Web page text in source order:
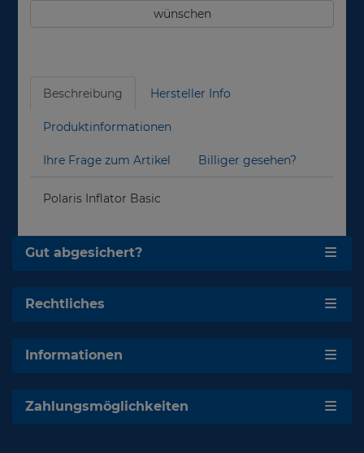
wünschen
Beschreibung Hersteller Info
Produktinformationen
Ihre Frage zum Artikel Billiger gesehen?
Polaris Inflator Basic
Gut abgesichert?
Rechtliches
Informationen
Zahlungsmöglichkeiten